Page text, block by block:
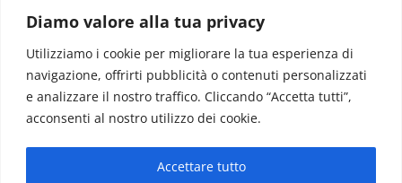
Diamo valore alla tua privacy
Utilizziamo i cookie per migliorare la tua esperienza di
navigazione, offrirti pubblicità o contenuti personalizzati
e analizzare il nostro traffico. Cliccando “Accetta tutti”,
acconsenti al nostro utilizzo dei cookie.
Accettare tutto
Redazione: redazione@www.martinasera.it
Direttore:direttore@www.martinasera.it
Info & Commerciale:info@www.martinasera.it